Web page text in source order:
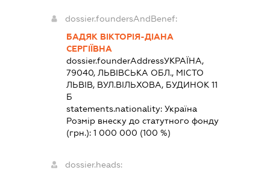
dossier.foundersAndBenef:
БАДЯК ВІКТОРІЯ-ДІАНА
СЕРГІЇВНА
dossier.founderAddressУКРАЇНА,
79040, ЛЬВІВСЬКА ОБЛ., МІСТО
ЛЬВІВ, ВУЛ.ВІЛЬХОВА, БУДИНОК 11
Б
statements.nationality:Україна
Розмір внеску до статутного фонду
(грн.):1 000 000 (100 %)
dossier.heads: